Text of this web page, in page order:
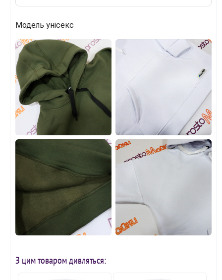
Модель унісекс
З цим товаром дивляться: